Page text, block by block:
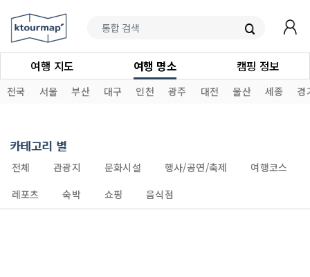
여행 지도 여행 명소 캠핑 정보
전국 서울 부산 대구 인천 광주 대전 울산 세종 경
카테고리 별
전체 관광지 문화시설 행사/공연/축제
여행코스
레포츠
숙박 쇼핑 음식점